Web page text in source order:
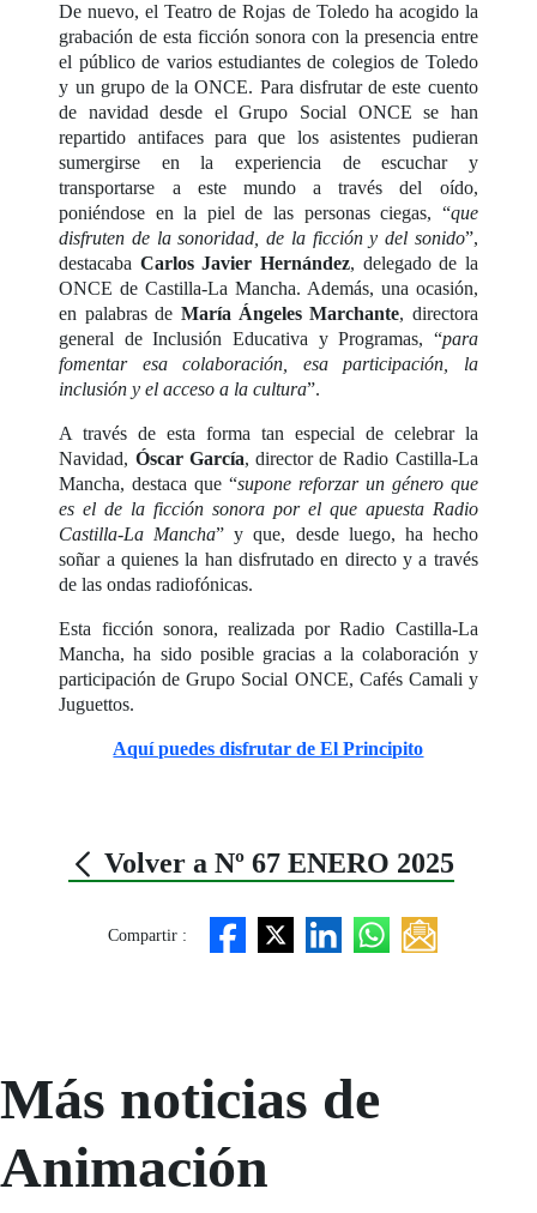
De nuevo, el Teatro de Rojas de Toledo ha acogido la
grabación de esta ficción sonora con la presencia entre
el público de varios estudiantes de colegios de Toledo
y un grupo de la ONCE. Para disfrutar de este cuento
de navidad desde el Grupo Social ONCE se han
repartido antifaces para que los asistentes pudieran
sumergirse en la experiencia de escuchar y
transportarse a este mundo a través del oído,
poniéndose en la piel de las personas ciegas, “que
disfruten de la sonoridad, de la ficción y del sonido”,
destacaba Carlos Javier Hernández, delegado de la
ONCE de Castilla-La Mancha. Además, una ocasión,
en palabras de María Ángeles Marchante, directora
general de Inclusión Educativa y Programas, “para
fomentar esa colaboración, esa participación, la
inclusión y el acceso a la cultura”.
A través de esta forma tan especial de celebrar la
Navidad, Óscar García, director de Radio Castilla-La
Mancha, destaca que “supone reforzar un género que
es el de la ficción sonora por el que apuesta Radio
Castilla-La Mancha” y que, desde luego, ha hecho
soñar a quienes la han disfrutado en directo y a través
de las ondas radiofónicas.
Esta ficción sonora, realizada por Radio Castilla-La
Mancha, ha sido posible gracias a la colaboración y
participación de Grupo Social ONCE, Cafés Camali y
Juguettos.
Aquí puedes disfrutar de El Principito
Volver a Nº 67 ENERO 2025
Compartir :
Más noticias de
Animación